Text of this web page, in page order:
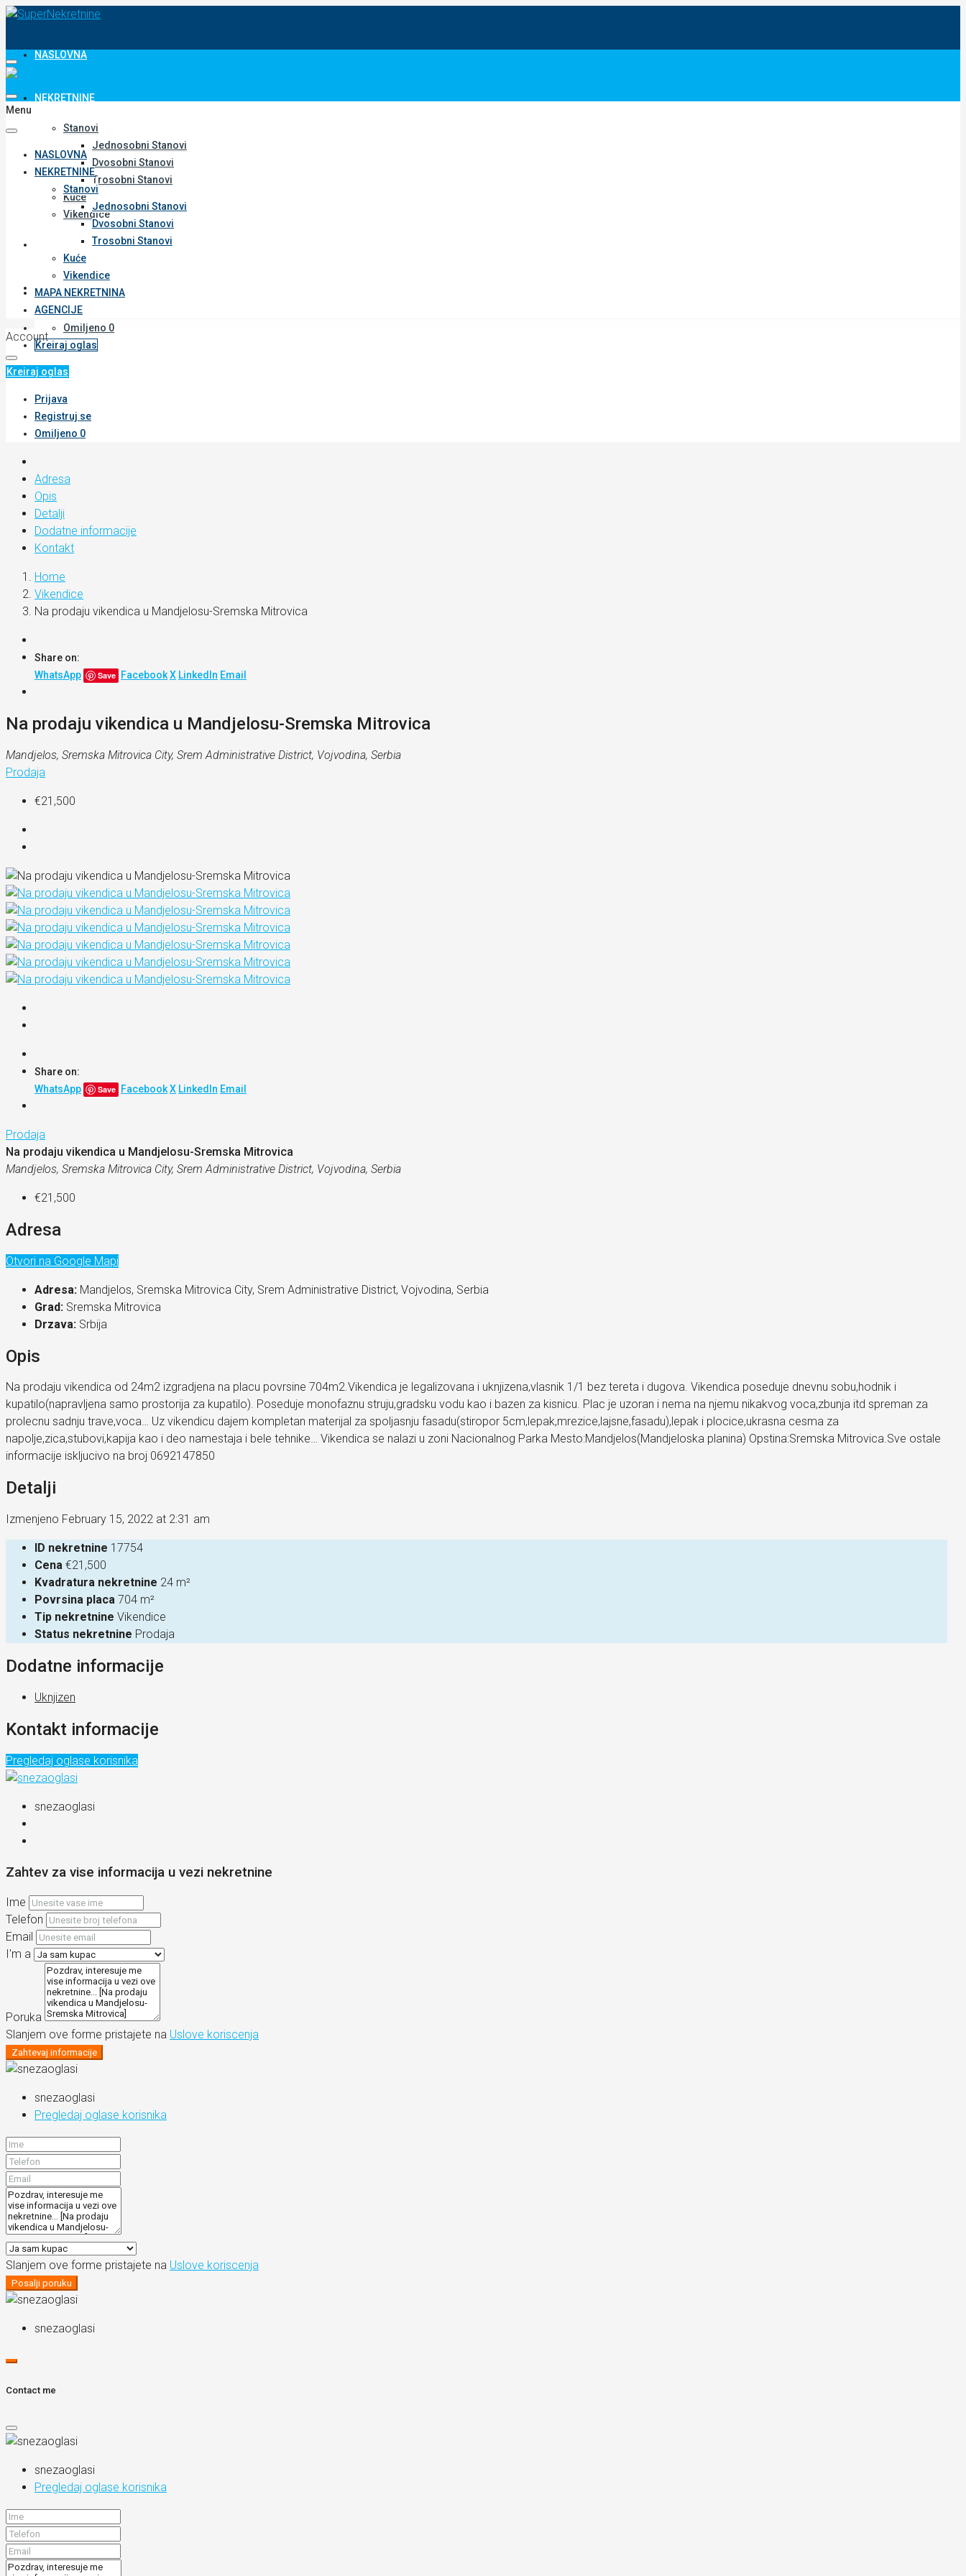
NASLOVNA
NEKRETNINE
Stanovi
Jednosobni Stanovi
Dvosobni Stanovi
Trosobni Stanovi
Kuće
Vikendice
MAPA NEKRETNINA
AGENCIJE
Omiljeno 0
Kreiraj oglas
Menu
NASLOVNA
NEKRETNINE
Stanovi
Jednosobni Stanovi
Dvosobni Stanovi
Trosobni Stanovi
Kuće
Vikendice
MAPA NEKRETNINA
AGENCIJE
Account
Kreiraj oglas
Prijava
Registruj se
Omiljeno 0
Adresa
Opis
Detalji
Dodatne informacije
Kontakt
Home
Vikendice
Na prodaju vikendica u Mandjelosu-Sremska Mitrovica
Share on:
WhatsApp
Save FacebookX LinkedIn Email
Na prodaju vikendica u Mandjelosu-Sremska Mitrovica
Mandjelos, Sremska Mitrovica City, Srem Administrative District, Vojvodina, Serbia
Prodaja
€21,500
Share on:
WhatsApp
Save FacebookX LinkedIn Email
Prodaja
Na prodaju vikendica u Mandjelosu-Sremska Mitrovica
Mandjelos, Sremska Mitrovica City, Srem Administrative District, Vojvodina, Serbia
€21,500
Adresa
Otvori na Google Mapi
Adresa: Mandjelos, Sremska Mitrovica City, Srem Administrative District, Vojvodina, Serbia
Grad: Sremska Mitrovica
Drzava: Srbija
Opis
Na prodaju vikendica od 24m2 izgradjena na placu povrsine 704m2.Vikendica je legalizovana i uknjizena,vlasnik 1/1 bez tereta i dugova. Vikendica poseduje dnevnu sobu,hodnik i
kupatilo(napravljena samo prostorija za kupatilo). Poseduje monofaznu struju,gradsku vodu kao i bazen za kisnicu. Plac je uzoran i nema na njemu nikakvog voca,zbunja itd spreman za
prolecnu sadnju trave,voca… Uz vikendicu dajem kompletan materijal za spoljasnju fasadu(stiropor 5cm,lepak,mrezice,lajsne,fasadu),lepak i plocice,ukrasna cesma za
napolje,zica,stubovi,kapija kao i deo namestaja i bele tehnike… Vikendica se nalazi u zoni Nacionalnog Parka Mesto:Mandjelos(Mandjeloska planina) Opstina:Sremska Mitrovica.Sve ostale
informacije iskljucivo na broj 0692147850
Detalji
Izmenjeno February 15, 2022 at 2:31 am
ID nekretnine 17754
Cena €21,500
Kvadratura nekretnine 24 m²
Povrsina placa 704 m²
Tip nekretnine Vikendice
Status nekretnine Prodaja
Dodatne informacije
Uknjizen
Kontakt informacije
Pregledaj oglase korisnika
snezaoglasi
Zahtev za vise informacija u vezi nekretnine
Ime
Telefon
Email
I'm a
Poruka
Slanjem ove forme pristajete na Uslove koriscenja
Zahtevaj informacije
snezaoglasi
Pregledaj oglase korisnika
Slanjem ove forme pristajete na Uslove koriscenja
Posalji poruku
snezaoglasi
Contact me
snezaoglasi
Pregledaj oglase korisnika